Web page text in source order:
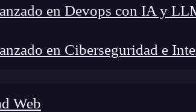
en Devops con IA y
en Ciberseguridad e
Web